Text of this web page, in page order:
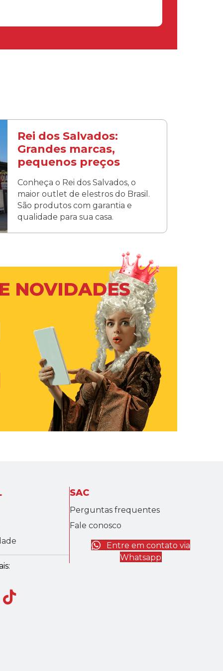
Rei dos Salvados:
Grandes marcas,
pequenos preços
Conheça o Rei dos Salvados, o
maior outlet de elestros do Brasil.
São produtos com garantia e
qualidade para sua casa.
NOVIDADES
SAC
Perguntas frequentes
Fale conosco
Entre em contato via
Whatsapp